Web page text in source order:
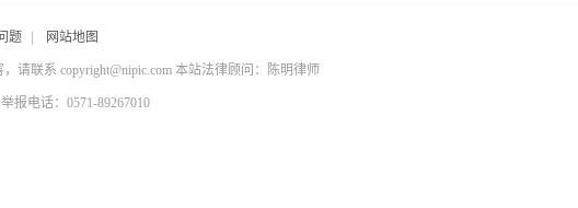
题 | 网站地图
请联系 copyright@nipic.com 本站法律顾问：陈明律师
报电话：0571-89267010